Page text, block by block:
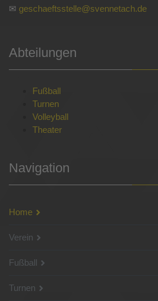
✉ geschaeftsstelle@svennetach.de
Abteilungen
Fußball
Turnen
Volleyball
Theater
Navigation
Home
Verein
Fußball
Turnen